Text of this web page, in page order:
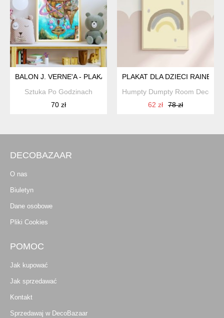
BALON J. VERNE'A - PLAKAT A3
Sztuka Po Godzinach
70 zł
PLAKAT DLA DZIECI
Humpty Dumpty Room
62 zł
78 zł
DECOBAZAAR
O nas
Biuletyn
Dane osobowe
Pliki Cookies
POMOC
Jak kupować
Jak sprzedawać
Kontakt
Sprzedawaj w DecoBazaar